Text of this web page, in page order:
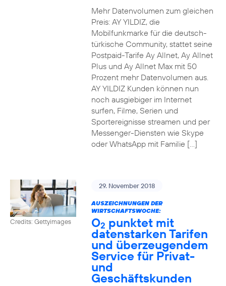
Mehr Datenvolumen zum gleichen
Preis: AY YILDIZ, die
Mobilfunkmarke für die deutsch-
türkische Community, stattet seine
Postpaid-Tarife Ay Allnet, Ay Allnet
Plus und Ay Allnet Max mit 50
Prozent mehr Datenvolumen aus.
AY YILDIZ Kunden können nun
noch ausgiebiger im Internet
surfen, Filme, Serien und
Sportereignisse streamen und per
Messenger-Diensten wie Skype
oder WhatsApp mit Familie […]
Credits: Gettyimages
29. November 2018
AUSZEICHNUNGEN DER
WIRTSCHAFTSWOCHE:
O2 punktet mit
datenstarken Tarifen
und überzeugendem
Service für Privat-
und
Geschäftskunden